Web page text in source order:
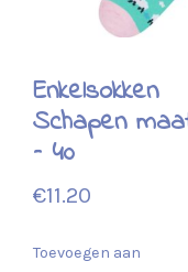
Enkelsokken
Schapen
– 40
€11.20
Toevoegen aan